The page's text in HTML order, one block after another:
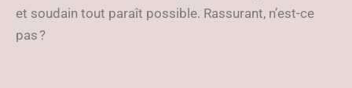
et soudain tout paraît possible. Rassurant, n’est-ce
pas ?